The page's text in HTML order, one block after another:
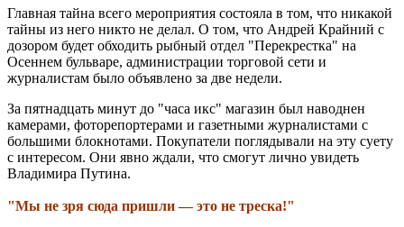
Главная тайна всего мероприятия состояла в том, что никакой
тайны из него никто не делал. О том, что Андрей Крайний с
дозором будет обходить рыбный отдел "Перекрестка" на
Осеннем бульваре, администрации торговой сети и
журналистам было объявлено за две недели.
За пятнадцать минут до "часа икс" магазин был наводнен
камерами, фоторепортерами и газетными журналистами с
большими блокнотами. Покупатели поглядывали на эту суету
с интересом. Они явно ждали, что смогут лично увидеть
Владимира Путина.
"Мы не зря сюда пришли — это не треска!"